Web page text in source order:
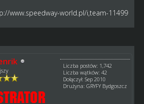
www.speedway-world.pl/i,team-11499
Liczba postów: 1,742
Liczba wątków: 42
Dołączył: Sep 2010
Drużyna: GRYFY Bydgoszcz